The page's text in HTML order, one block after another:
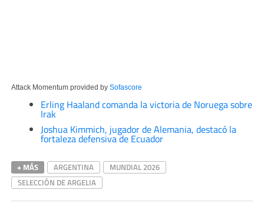
Attack Momentum provided by Sofascore
Erling Haaland comanda la victoria de Noruega sobre
Irak
Joshua Kimmich, jugador de Alemania, destacó la
fortaleza defensiva de Ecuador
+ MÁS ARGENTINA
MUNDIAL 2026
SELECCIÓN DE ARGELIA